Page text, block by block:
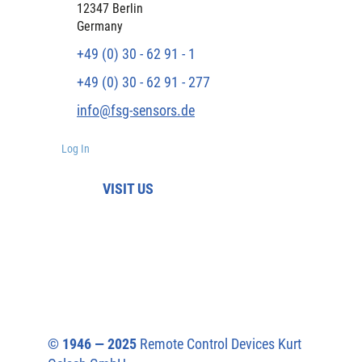
12347 Berlin
Germany
+49 (0) 30 - 62 91 - 1
+49 (0) 30 - 62 91 - 277
info@fsg-sensors.de
Log In
© 1946 — 2025Remote Control Devices Kurt
VISIT US